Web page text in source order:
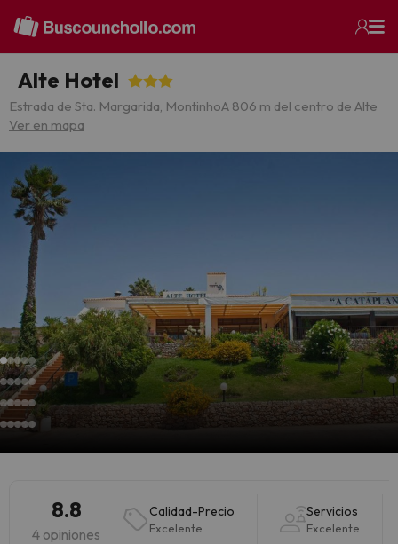
Alte Hotel
Estrada de Sta. Margarida, MontinhoA 806 m del centro de Alte
Ver en mapa
8.8
4 opiniones
Calidad-Precio
Excelente
Servicios
Excelente